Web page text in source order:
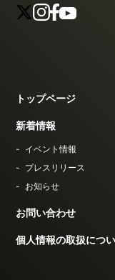
トップページ
新着情報
イベント情報
プレスリリース
お知らせ
お問い合わせ
個人情報の取扱につ